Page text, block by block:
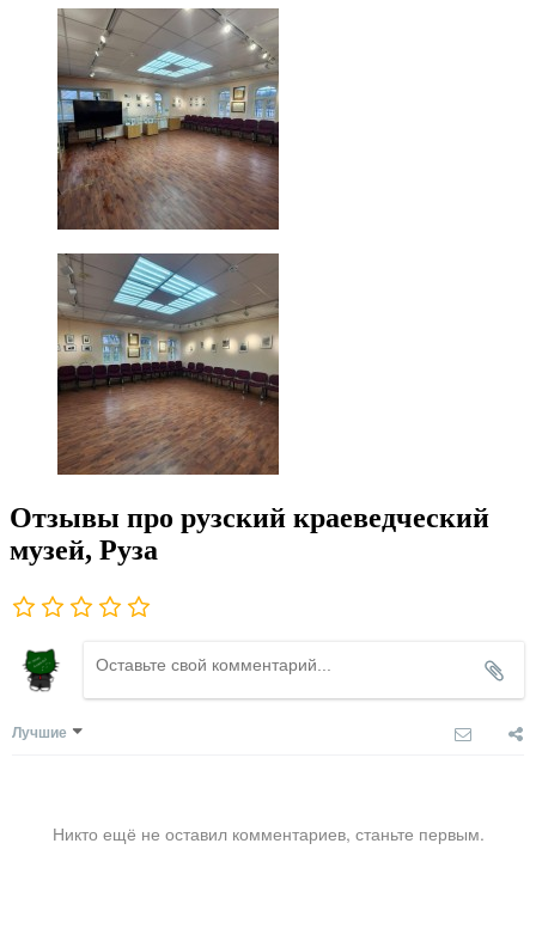
Отзывы про рузский краеведческий
музей, Руза
Лучшие
Никто ещё не оставил комментариев, станьте первым.